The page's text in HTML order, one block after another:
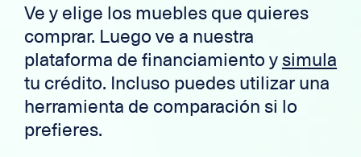
Ve y elige los muebles que quieres
comprar. Luego ve a nuestra
plataforma de financiamiento y simula
tu crédito. Incluso puedes utilizar una
herramienta de comparación si lo
prefieres.